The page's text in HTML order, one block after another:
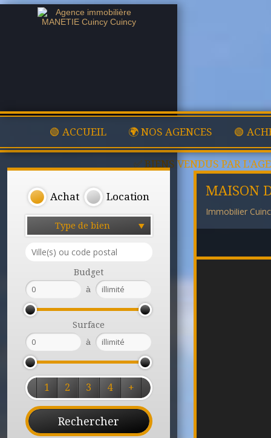
🟢 ACCUEIL 🌍 NOS AGENCES 🟢
✅ BIENS VENDUS PAR
Achat Location
Type de bien
Budget
à
Surface
à
1 2 3 4 +
MAISON
Immobilier